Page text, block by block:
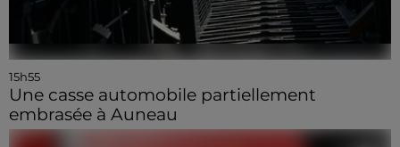
15h55
Une casse automobile partiellement
embrasée à Auneau